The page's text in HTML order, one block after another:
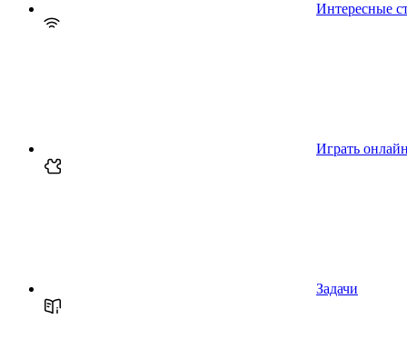
Интересные
Играть онлайн
Задачи